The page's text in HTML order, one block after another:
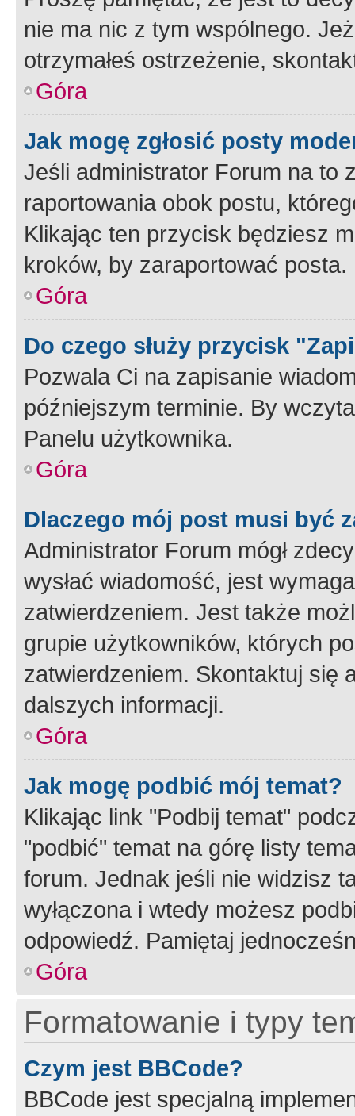
nie ma nic z tym wspólnego.
otrzymałeś ostrzeżenie,
Góra
Jak mogę zgłosić posty
Jeśli administrator Forum na to
raportowania obok postu,
Klikając ten przycisk będziesz
kroków, by zaraportować posta.
Góra
Do czego służy przycisk
Pozwala Ci na zapisanie
późniejszym terminie. By
Panelu użytkownika.
Góra
Dlaczego mój post musi być
Administrator Forum mógł
wysłać wiadomość, jest
zatwierdzeniem. Jest także
grupie użytkowników, których
zatwierdzeniem. Skontaktuj się
dalszych informacji.
Góra
Jak mogę podbić mój temat?
Klikając link "Podbij temat"
"podbić" temat na górę listy
forum. Jednak jeśli nie widzisz
wyłączona i wtedy możesz
odpowiedź. Pamiętaj
Góra
Formatowanie i typy
Czym jest BBCode?
BBCode jest specjalną